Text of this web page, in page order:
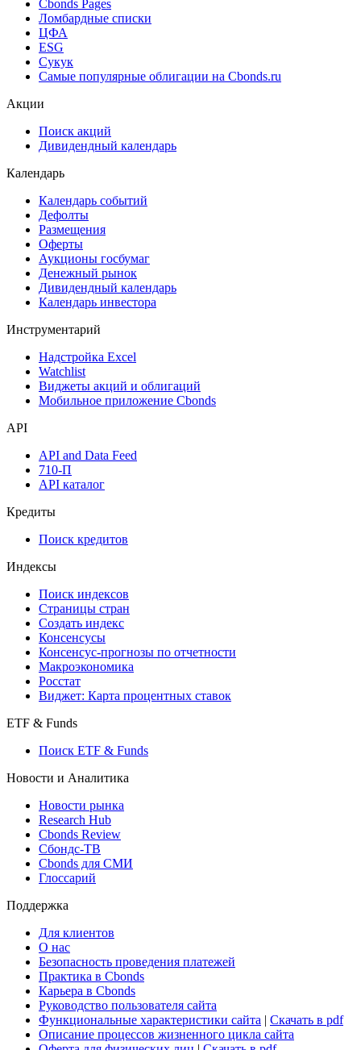
Cbonds Pages
Ломбардные списки
ЦФА
ESG
Сукук
Самые популярные облигации на Cbonds.ru
Акции
Поиск акций
Дивидендный календарь
Календарь
Календарь событий
Дефолты
Размещения
Оферты
Аукционы госбумаг
Денежный рынок
Дивидендный календарь
Календарь инвестора
Инструментарий
Надстройка Excel
Watchlist
Виджеты акций и облигаций
Мобильное приложение Cbonds
API
API and Data Feed
710-П
API каталог
Кредиты
Поиск кредитов
Индексы
Поиск индексов
Страницы стран
Создать индекс
Консенсусы
Консенсус-прогнозы по отчетности
Макроэкономика
Росстат
Виджет: Карта процентных ставок
ETF & Funds
Поиск ETF & Funds
Новости и Аналитика
Новости рынка
Research Hub
Cbonds Review
Сбондс-ТВ
Cbonds для СМИ
Глоссарий
Поддержка
Для клиентов
О нас
Безопасность проведения платежей
Практика в Cbonds
Карьера в Cbonds
Руководство пользователя сайта
Функциональные характеристики сайта | Скачать в pdf
Описание процессов жизненного цикла сайта